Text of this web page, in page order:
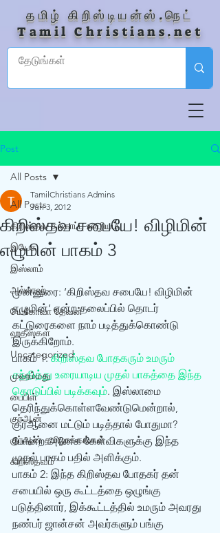
தமிழ் கிறிஸ்டியன்ஸ்.நெட்
Tamil Christians.net
Post
All Posts
கிறிஸ்தவ தற்காப்பு ஊழியம்
இயேசு
இஸ்லாம்
அல்லாஹ்
யெகோவா தேவன்
ஹதீஸ்கள்
Uncategorized
முஹம்மது
பைபிள்
குர்‍ஆன்
குர்‍ஆன் தமிழாக்கங்கள்
கிறிஸ்தவம்
All Posts
கிறிஸ்தவ சபையே! விழிமின்
எழுமின் பாகம் 3
TamilChristians Admins
Jun 3, 2012
முன்னுரை: ‘கிறிஸ்தவ சபையே! விழிமின்
எழுமின்’ என்ற தலைப்பில் தொடர்
கட்டுரைகளை நாம் படித்துக்கொண்டு
இருக்கிறோம்.
பாகம் 1: கிறிஸ்தவ போதகரும் உமரும்
சந்தித்து உரையாடிய முதல் பாகத்தை இந்த
தொடுப்பில் படிக்கவும். இஸ்லாமை
தெரிந்துக்கொள்ளவேண்டுமென்றால்,
குர்‍ஆனை மட்டும் படித்தால் போதுமா?
போன்ற அனேக கேள்விகளுக்கு இந்த
முதல் பாகம் பதில் அளிக்கும்.
பாகம் 2: இந்த கிறிஸ்தவ போதகர் தன்
சபையில் ஒரு கூட்டத்தை ஒழுங்கு
படுத்தினார், இக்கூட்டத்தில் உமரும் அவரது
நண்பர் ஜான்சன் அவர்களும் பங்கு